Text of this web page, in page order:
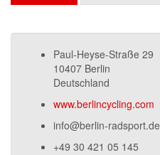
Paul-Heyse-Straße 29
10407 Berlin
Deutschland
www.berlincycling.com
info@berlin-radsport.de
+49 30 421 05 145